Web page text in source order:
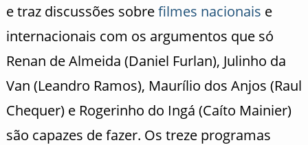
e traz discussões sobrefilmes nacionais e
internacionais com os argumentos que só
Renan de Almeida (Daniel Furlan), Julinho da
Van (Leandro Ramos), Maurílio dos Anjos (Raul
Chequer) e Rogerinho do Ingá (Caíto Mainier)
são capazes de fazer. Os treze programas